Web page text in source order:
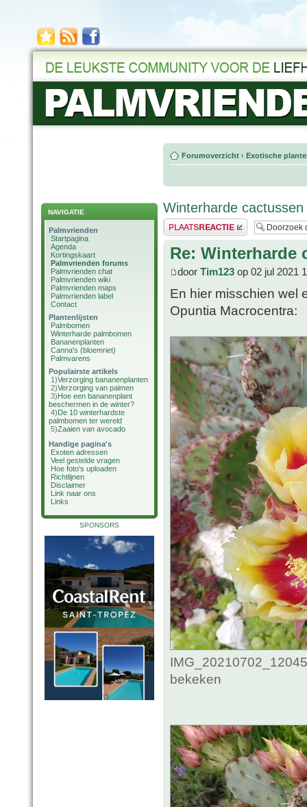
NAVIGATIE
Palmvrienden
Startpagina
Agenda
Kortingskaart
Palmvrienden forums
Palmvrienden chat
Palmvrienden wiki
Palmvrienden maps
Palmvrienden label
Contact
Plantenlijsten
Palmbomen
Winterharde palmbomen
Bananenplanten
Canna's (bloemriet)
Palmvarens
Populairste artikels
1)Verzorging bananenplanten
2)Verzorging van palmen
3)Hoe een bananenplant
beschermen in de winter?
4)De 10 winterhardste
palmbomen ter wereld
5)Zaaien van avocado
Handige pagina's
Exoten adressen
Veel gestelde vragen
Hoe foto's uploaden
Richtlijnen
Disclaimer
Link naar ons
Links
SPONSORS
Forumoverzicht ‹ Exotische
Winterharde cactussen
Plaats een reactie
Re: Winterharde
door Tim123 op 02 jul 2021
En hier misschien wel
Opuntia Macrocentra:
bekeken